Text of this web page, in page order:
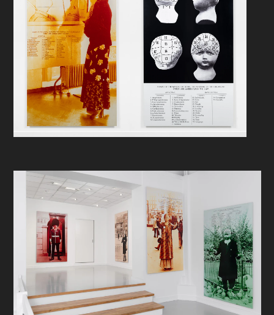
fra Karasjok til Marrakech. Til tross
for den store variasjonen blant
modellene påtvinger dukkehodene
dem et uniformt preg, noe som blir
ytterlig understreket av den
påtegnede, nummererte
oppdelingen av dukkenes kranier. De
viser til et skjema med påskriften
position of the organs of which are
marked upon the bust». Skjemaet er
inndelt i kategoriene «Affective» og
«Intellectual», og inneholder en liste
over 35 personlighetstrekk som
svarer til de nummererte partiene på
dukkehodene.
Heske refererer her til den